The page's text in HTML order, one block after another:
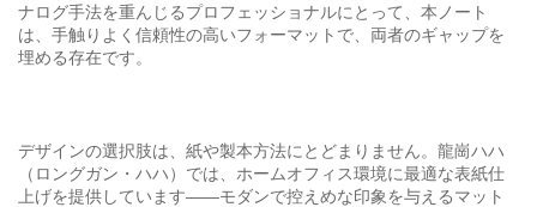
ナログ手法を重んじるプロフェッショナルにとって、本ノート
は、手触りよく信頼性の高いフォーマットで、両者のギャップを
埋める存在です。
デザインの選択肢は、紙や製本方法にとどまりません。龍崗ハハ
（ロングガン・ハハ）では、ホームオフィス環境に最適な表紙仕
上げを提供しています——モダンで控えめな印象を与えるマット